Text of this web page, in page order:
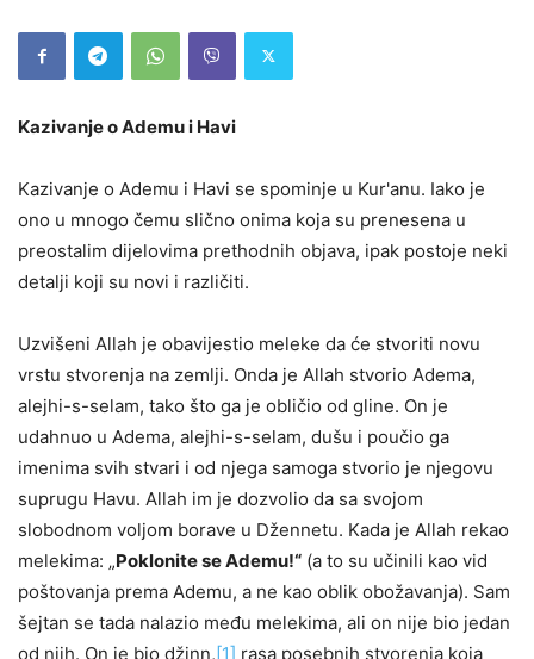
Kazivanje o Ademu i Havi
Kazivanje o Ademu i Havi se spominje u Kur'anu. Iako je
ono u mnogo čemu slično onima koja su prenesena u
preostalim dijelovima prethodnih objava, ipak postoje neki
detalji koji su novi i različiti.
Uzvišeni Allah je obavijestio meleke da će stvoriti novu
vrstu stvorenja na zemlji. Onda je Allah stvorio Adema,
alejhi-s-selam, tako što ga je obličio od gline. On je
udahnuo u Adema, alejhi-s-selam, dušu i poučio ga
imenima svih stvari i od njega samoga stvorio je njegovu
suprugu Havu. Allah im je dozvolio da sa svojom
slobodnom voljom borave u Džennetu. Kada je Allah rekao
melekima: „Poklonite se Ademu!“ (a to su učinili kao vid
poštovanja prema Ademu, a ne kao oblik obožavanja). Sam
šejtan se tada nalazio među melekima, ali on nije bio jedan
od njih. On je bio džinn,[1] rasa posebnih stvorenja koja